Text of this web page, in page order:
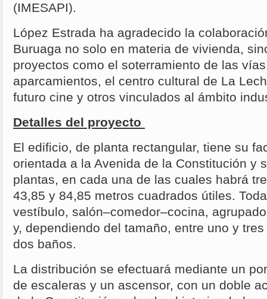
(IMESAPI).
López Estrada ha agradecido la
Buruaga no solo en materia de vivienda,
proyectos como el soterramiento de las
aparcamientos, el centro cultural de La
futuro cine y otros vinculados al ámbito
Detalles del proyecto
El edificio, de planta rectangular, tiene su
orientada a la Avenida de la Constitución y
plantas, en cada una de las cuales habrá
43,85 y 84,85 metros cuadrados útiles.
vestíbulo, salón–comedor–cocina,
y, dependiendo del tamaño, entre uno y
dos baños.
La distribución se efectuará mediante un
de escaleras y un ascensor, con un doble